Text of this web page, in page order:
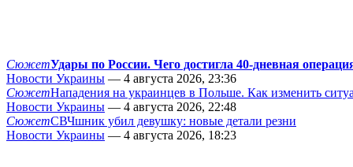
СюжетУдары по России. Чего достигла 40-дневная
Новости Украины — 4 августа 2026, 23:36
СюжетНападения на украинцев в Польше. Как изменить
Новости Украины — 4 августа 2026, 22:48
СюжетСВЧшник убил девушку: новые детали резни
Новости Украины — 4 августа 2026, 18:23